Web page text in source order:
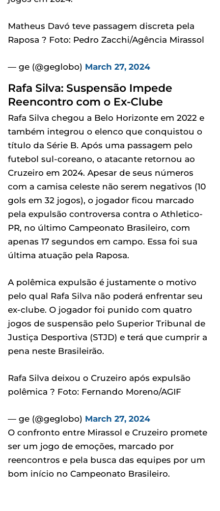
Matheus Davó teve passagem discreta pela
Raposa ? Foto: Pedro Zacchi/Agência Mirassol
— ge (@geglobo) March 27, 2024
Rafa Silva: Suspensão Impede
Reencontro com o Ex-Clube
Rafa Silva chegou a Belo Horizonte em 2022 e
também integrou o elenco que conquistou o
título da Série B. Após uma passagem pelo
futebol sul-coreano, o atacante retornou ao
Cruzeiro em 2024. Apesar de seus números
com a camisa celeste não serem negativos (10
gols em 32 jogos), o jogador ficou marcado
pela expulsão controversa contra o Athletico-
PR, no último Campeonato Brasileiro, com
apenas 17 segundos em campo. Essa foi sua
última atuação pela Raposa.
A polêmica expulsão é justamente o motivo
pelo qual Rafa Silva não poderá enfrentar seu
ex-clube. O jogador foi punido com quatro
jogos de suspensão pelo Superior Tribunal de
Justiça Desportiva (STJD) e terá que cumprir a
pena neste Brasileirão.
Rafa Silva deixou o Cruzeiro após expulsão
polêmica ? Foto: Fernando Moreno/AGIF
— ge (@geglobo) March 27, 2024
O confronto entre Mirassol e Cruzeiro promete
ser um jogo de emoções, marcado por
reencontros e pela busca das equipes por um
bom início no Campeonato Brasileiro.